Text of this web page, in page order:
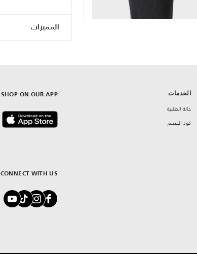
المميزات
الخدمات
حالة الطلبية
كود الخصم
CONNECT WITH US
SHOP ON OUR APP!